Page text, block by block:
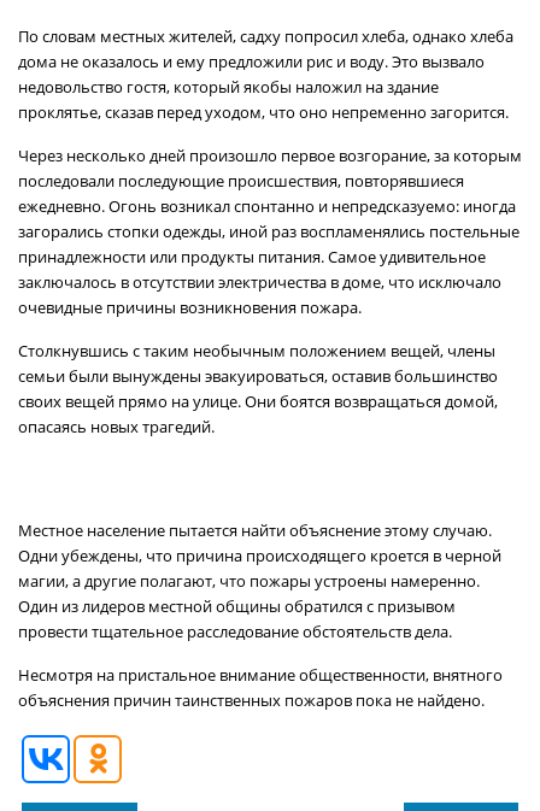
По словам местных жителей, садху попросил хлеба, однако хлеба
дома не оказалось и ему предложили рис и воду. Это вызвало
недовольство гостя, который якобы наложил на здание
проклятье, сказав перед уходом, что оно непременно загорится.
Через несколько дней произошло первое возгорание, за которым
последовали последующие происшествия, повторявшиеся
ежедневно. Огонь возникал спонтанно и непредсказуемо: иногда
загорались стопки одежды, иной раз воспламенялись постельные
принадлежности или продукты питания. Самое удивительное
заключалось в отсутствии электричества в доме, что исключало
очевидные причины возникновения пожара.
Столкнувшись с таким необычным положением вещей, члены
семьи были вынуждены эвакуироваться, оставив большинство
своих вещей прямо на улице. Они боятся возвращаться домой,
опасаясь новых трагедий.
Местное население пытается найти объяснение этому случаю.
Одни убеждены, что причина происходящего кроется в черной
магии, а другие полагают, что пожары устроены намеренно.
Один из лидеров местной общины обратился с призывом
провести тщательное расследование обстоятельств дела.
Несмотря на пристальное внимание общественности, внятного
объяснения причин таинственных пожаров пока не найдено.